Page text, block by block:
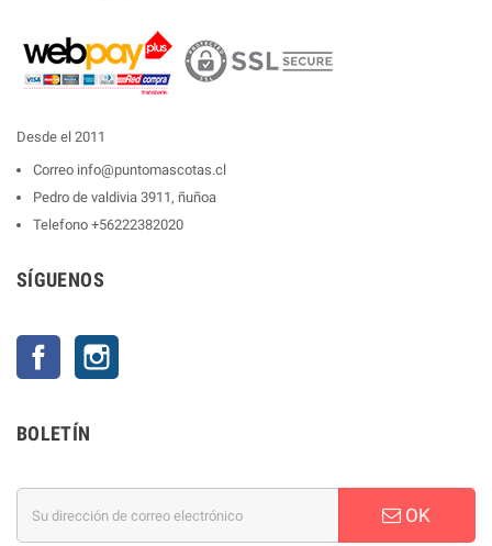
Desde el 2011
Correo info@puntomascotas.cl
Pedro de valdivia 3911, ñuñoa
Telefono +56222382020
SÍGUENOS
Facebook
BOLETÍN
OK